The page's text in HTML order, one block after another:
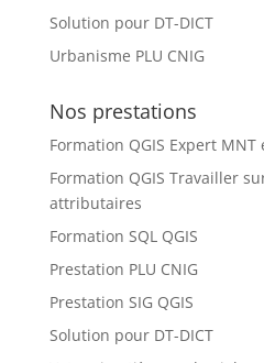
Solution pour DT-DICT
Urbanisme PLU CNIG
Nos prestations
Formation QGIS Expert MNT
Formation QGIS Travailler
attributaires
Formation SQL QGIS
Prestation PLU CNIG
Prestation SIG QGIS
Solution pour DT-DICT